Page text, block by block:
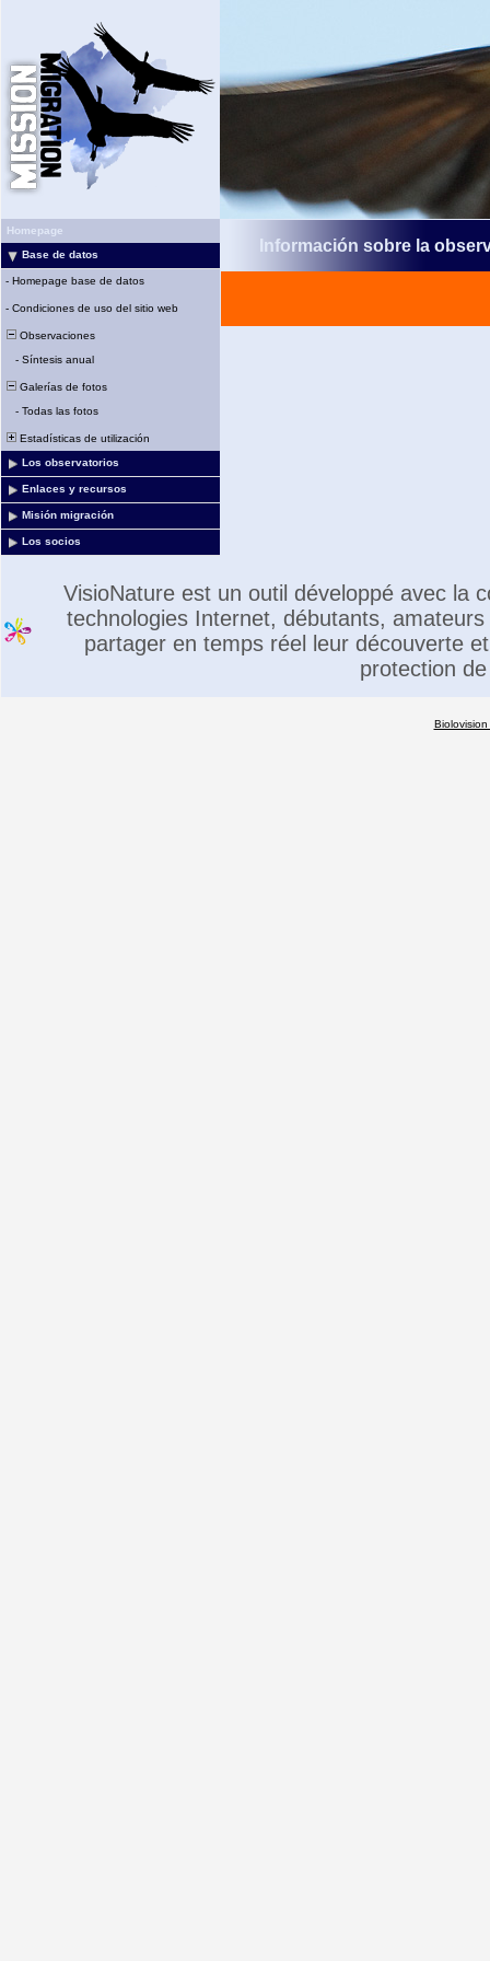
Homepage
Base de datos
- Homepage base de datos
- Condiciones de uso del sitio web
Observaciones
- Síntesis anual
Galerías de fotos
- Todas las fotos
Estadísticas de utilización
Los observatorios
Enlaces y recursos
Misión migración
Los socios
Información sobre la
VisioNature est un outil développé avec la
technologies Internet, débutants,
partager en temps réel leur découverte
protection
Biolovision